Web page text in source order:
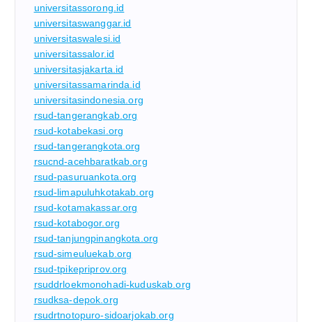
universitassorong.id
universitaswanggar.id
universitaswalesi.id
universitassalor.id
universitasjakarta.id
universitassamarinda.id
universitasindonesia.org
rsud-tangerangkab.org
rsud-kotabekasi.org
rsud-tangerangkota.org
rsucnd-acehbaratkab.org
rsud-pasuruankota.org
rsud-limapuluhkotakab.org
rsud-kotamakassar.org
rsud-kotabogor.org
rsud-tanjungpinangkota.org
rsud-simeuluekab.org
rsud-tpikepriprov.org
rsuddrloekmonohadi-kuduskab.org
rsudksa-depok.org
rsudrtnotopuro-sidoarjokab.org